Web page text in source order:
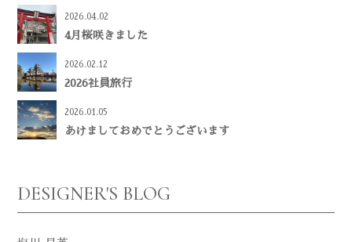
2026.04.02
4月桜咲きました
2026.02.12
2026社員旅行
2026.01.05
あけましておめでとうございます
DESIGNER'S BLOG